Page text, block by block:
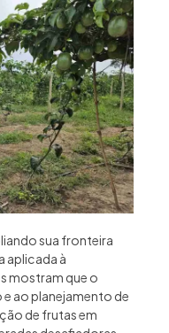
sua fronteira
aplicada à
mostram que o
ao planejamento de
de frutas em